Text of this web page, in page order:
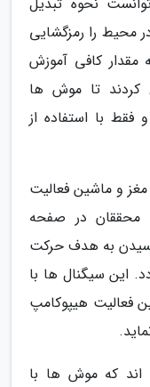
محیط را رمزگشایی
کافی آموزش
کردند تا موش ها
فقط با استفاده از
و ماشین فعالیت
محققان در صفحه
به هدف حرکت
این سیگنال ها با
فعالیت هیپوکامپ
اند که موش ها با